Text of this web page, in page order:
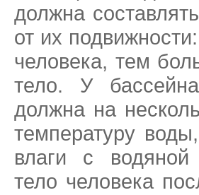
должна
от их
человека, тем
тело. У
должна на
температуру
влаги с
тело человека